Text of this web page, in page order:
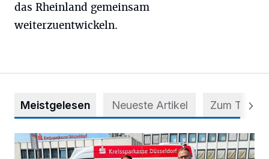
das Rheinland gemeinsam
weiterzuentwickeln.
Meistgelesen Neueste Artikel Zum Thema
Starthilfe für den BürgerBus